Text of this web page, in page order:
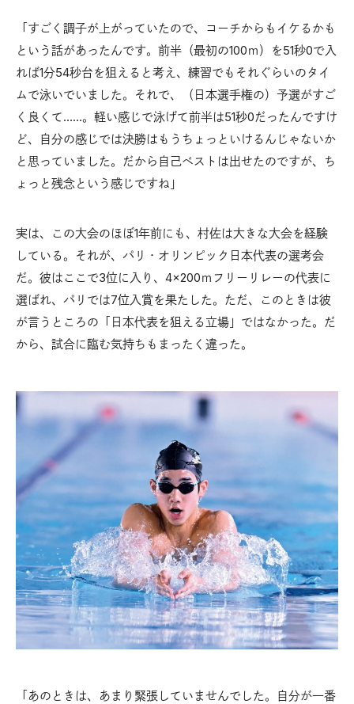
「すごく調子が上がっていたので、コーチからもイケるかも
という話があったんです。前半（最初の100ｍ）を51秒0で入
れば1分54秒台を狙えると考え、練習でもそれぐらいのタイ
ムで泳いでいました。それで、（日本選手権の）予選がすご
く良くて……。軽い感じで泳げて前半は51秒0だったんですけ
ど、自分の感じでは決勝はもうちょっといけるんじゃないか
と思っていました。だから自己ベストは出せたのですが、ち
ょっと残念という感じですね」
実は、この大会のほぼ1年前にも、村佐は大きな大会を経験
している。それが、パリ・オリンピック日本代表の選考会
だ。彼はここで3位に入り、4×200ｍフリーリレーの代表に
選ばれ、パリでは7位入賞を果たした。ただ、このときは彼
が言うところの「日本代表を狙える立場」ではなかった。だ
から、試合に臨む気持ちもまったく違った。
「あのときは、あまり緊張していませんでした。自分が一番